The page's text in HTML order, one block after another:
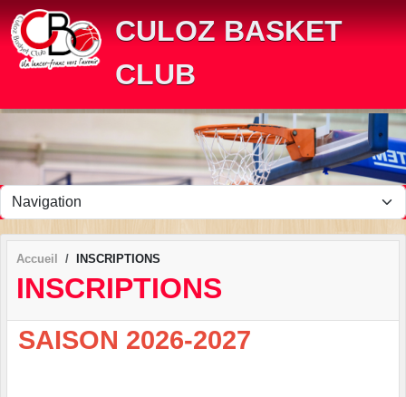
CULOZ BASKET
CLUB
Accueil INSCRIPTIONS
INSCRIPTIONS
SAISON 2026-2027
Panneau de gestion des cookies